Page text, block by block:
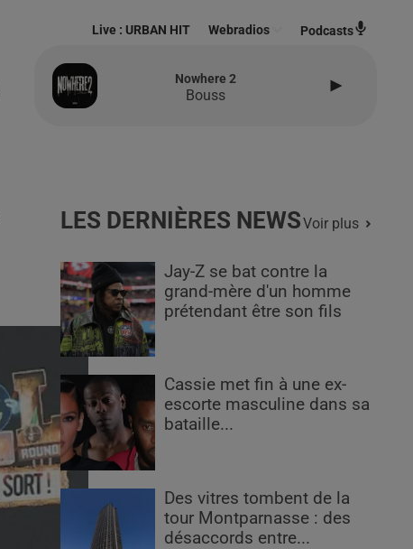
Live : URBAN HIT Webradios Podcasts
Nowhere 2
Bouss
LES DERNIÈRES NEWSVoir plus
Jay-Z se bat contre la
grand-mère d'un homme
prétendant être son fils
Cassie met fin à une ex-
escorte masculine dans sa
bataille...
Des vitres tombent de la
tour Montparnasse : des
désaccords entre...